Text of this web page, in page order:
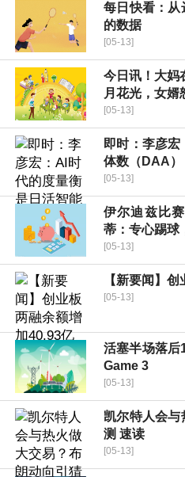
每日快看：从
的数据
[05-13]
今日讯！大妈
月花光，女婿
[05-13]
即时：李彦
体数（DAA）
[05-13]
伊尔迪兹比
蒂：专心踢球
[05-13]
【新要闻】
[05-13]
活塞半场落后
Game 3
[05-13]
凯尔特人会与
测 速读
[05-13]